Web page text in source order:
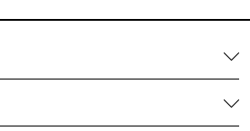
: la meilleure façon d'offrir le